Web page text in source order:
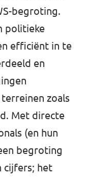
begroting.
politieke
efficiënt in te
en
zoals
Met directe
(en hun
begroting
cijfers; het